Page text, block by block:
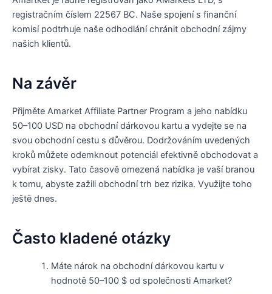
registračním číslem 22567 BC. Naše spojení s finanční
komisí podtrhuje naše odhodlání chránit obchodní zájmy
našich klientů.
Na závěr
Přijměte Amarket Affiliate Partner Program a jeho nabídku
50–100 USD na obchodní dárkovou kartu a vydejte se na
svou obchodní cestu s důvěrou. Dodržováním uvedených
kroků můžete odemknout potenciál efektivně obchodovat a
vybírat zisky. Tato časově omezená nabídka je vaší branou
k tomu, abyste zažili obchodní trh bez rizika. Využijte toho
ještě dnes.
Často kladené otázky
Máte nárok na obchodní dárkovou kartu v
hodnotě 50–100 $ od společnosti Amarket?